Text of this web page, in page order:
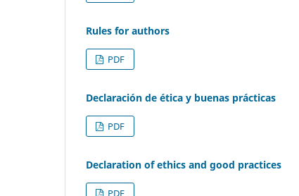
Rules for authors
PDF
Declaración de ética y buenas prácticas
PDF
Declaration of ethics and good practices
PDF